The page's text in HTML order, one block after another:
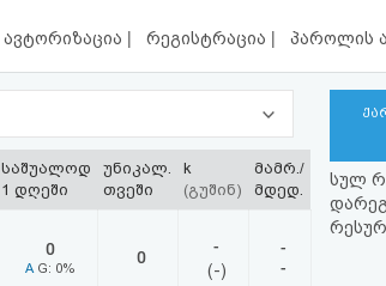
ავტორიზაცია | რეგისტრაცია | პაროლის
საშუალოდ
1 დღეში
უნიკალ.
თვეში
k
(გუშინ)
მამრ./
მდედ.
0
A G: 0%
0
-
(-)
-
-
სულ